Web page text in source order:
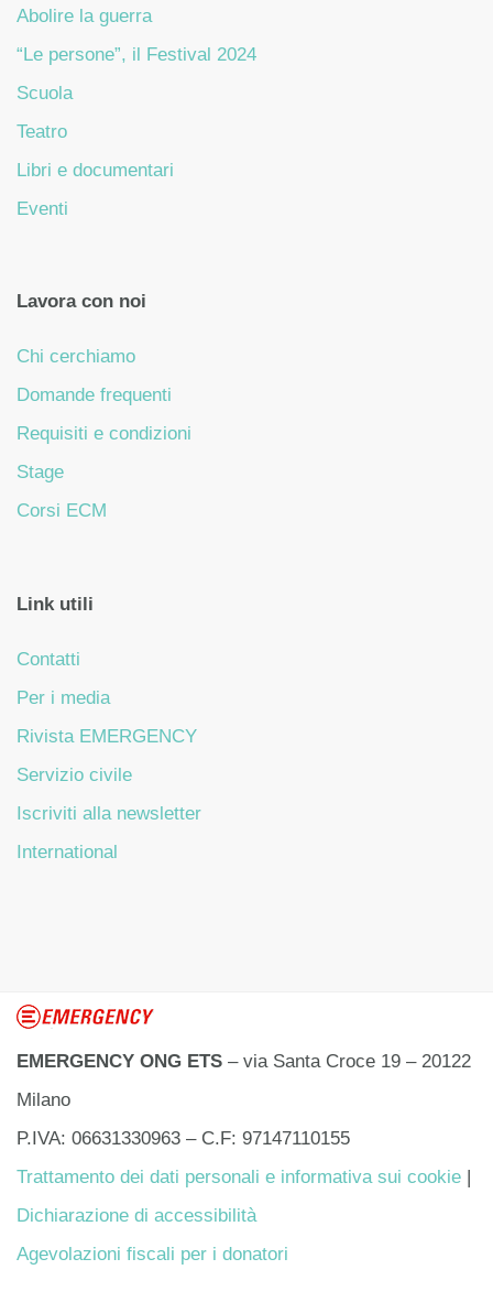
Abolire la guerra
“Le persone”, il Festival 2024
Scuola
Teatro
Libri e documentari
Eventi
Lavora con noi
Chi cerchiamo
Domande frequenti
Requisiti e condizioni
Stage
Corsi ECM
Link utili
Contatti
Per i media
Rivista EMERGENCY
Servizio civile
Iscriviti alla newsletter
International
EMERGENCY ONG ETS – via Santa Croce 19 – 20122
Milano
P.IVA: 06631330963 – C.F: 97147110155
Trattamento dei dati personali e informativa sui cookie
Dichiarazione di accessibilità
Agevolazioni fiscali per i donatori